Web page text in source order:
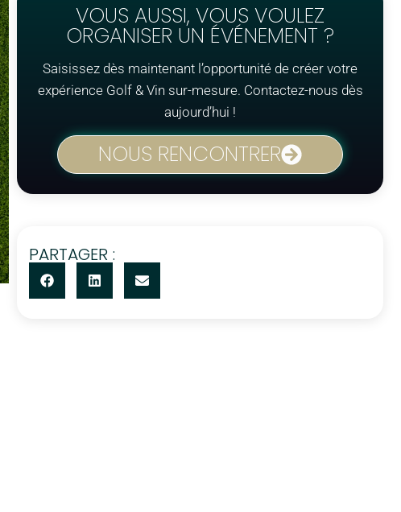
VOUS AUSSI, VOUS VOULEZ
ORGANISER UN ÉVÉNEMENT ?
Saisissez dès maintenant l’opportunité de créer votre
expérience Golf & Vin sur-mesure. Contactez-nous dès
aujourd’hui !
NOUS RENCONTRER
PARTAGER :